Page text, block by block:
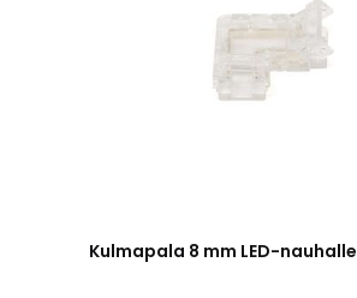
Kulmapala 8 mm LED-nauhalle